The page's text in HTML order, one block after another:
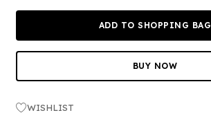
ADD TO SHOPPING BAG
BUY NOW
WISHLIST